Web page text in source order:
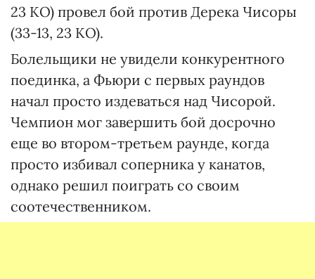
23 КО) провел бой против Дерека Чисоры
(33-13, 23 КО).
Болельщики не увидели конкурентного
поединка, а Фьюри с первых раундов
начал просто издеваться над Чисорой.
Чемпион мог завершить бой досрочно
еще во втором-третьем раунде, когда
просто избивал соперника у канатов,
однако решил поиграть со своим
соотечественником.